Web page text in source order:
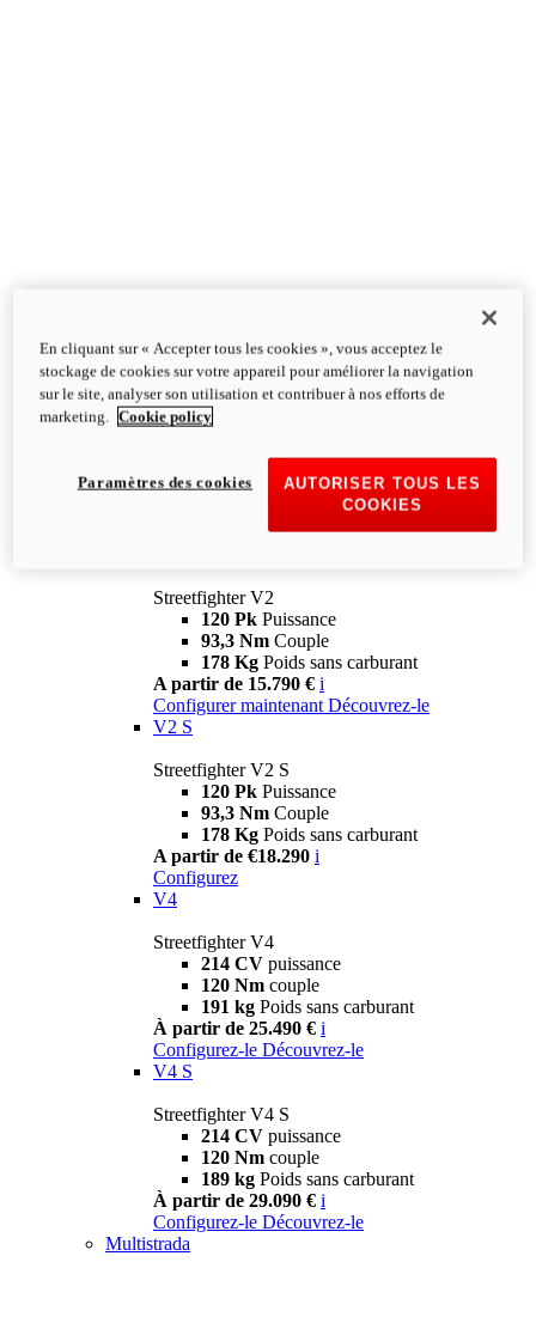
Streetfighter V2
120 Pk Puissance
93,3 Nm Couple
178 Kg Poids sans carburant
A partir de 15.790 € i
Configurer maintenant Découvrez-le
V2 S
Streetfighter V2 S
120 Pk Puissance
93,3 Nm Couple
178 Kg Poids sans carburant
A partir de €18.290 i
Configurez
V4
Streetfighter V4
214 CV puissance
120 Nm couple
191 kg Poids sans carburant
À partir de 25.490 € i
Configurez-le Découvrez-le
V4 S
Streetfighter V4 S
214 CV puissance
120 Nm couple
189 kg Poids sans carburant
À partir de 29.090 € i
Configurez-le Découvrez-le
Multistrada
En cliquant sur « Accepter tous les cookies », vous acceptez le
stockage de cookies sur votre appareil pour améliorer la navigation
sur le site, analyser son utilisation et contribuer à nos efforts de
marketing.
Cookie policy
AUTORISER TOUS LES
COOKIES
Paramètres des cookies